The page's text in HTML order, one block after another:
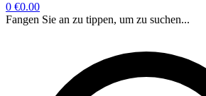
0 €0.00
Fangen Sie an zu tippen, um zu suchen...